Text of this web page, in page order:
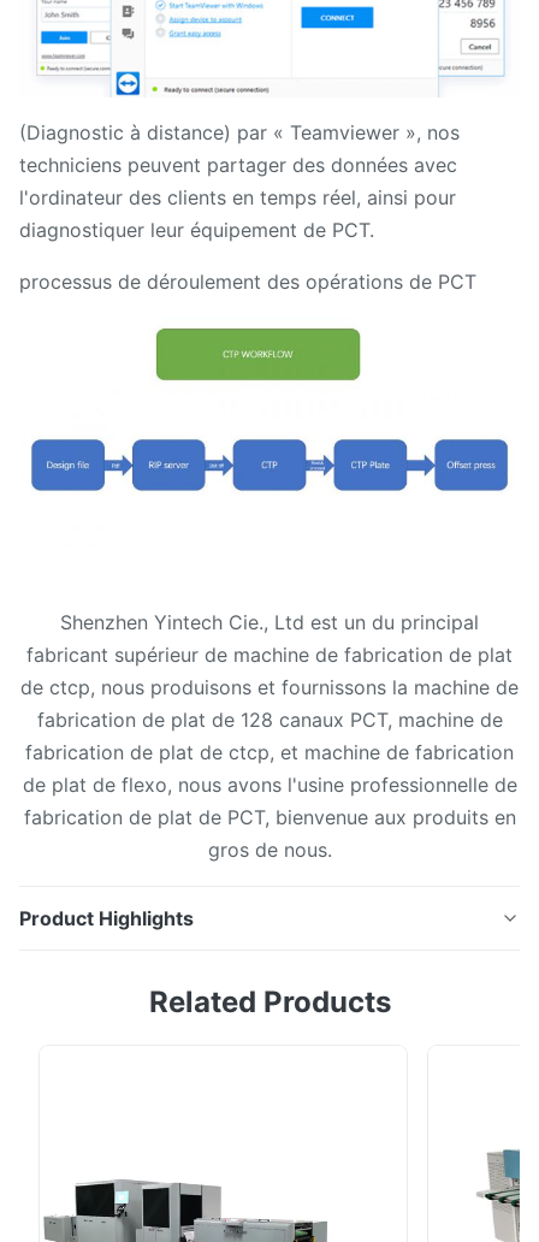
(Diagnostic à distance) par « Teamviewer », nos
techniciens peuvent partager des données avec
l'ordinateur des clients en temps réel, ainsi pour
diagnostiquer leur équipement de PCT.
processus de déroulement des opérations de PCT
Shenzhen Yintech Cie., Ltd est un du principal
fabricant supérieur de machine de fabrication de plat
de ctcp, nous produisons et fournissons la machine de
fabrication de plat de 128 canaux PCT, machine de
fabrication de plat de ctcp, et machine de fabrication
de plat de flexo, nous avons l'usine professionnelle de
fabrication de plat de PCT, bienvenue aux produits en
gros de nous.
Product Highlights
CTP/Thermal PCT Spécification technique Modèle
Related Products